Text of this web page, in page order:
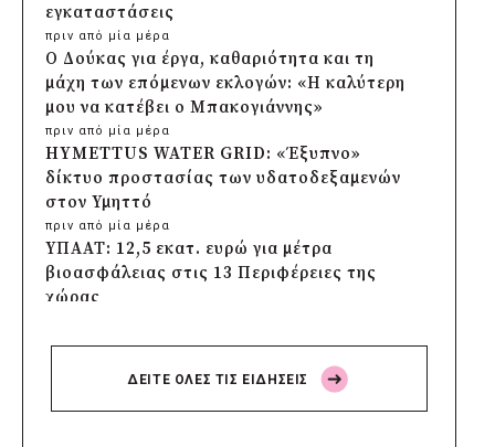
εγκαταστάσεις
πριν από μία μέρα
Ο Δούκας για έργα, καθαριότητα και τη
μάχη των επόμενων εκλογών: «Η καλύτερη
μου να κατέβει ο Μπακογιάννης»
πριν από μία μέρα
HYMETTUS WATER GRID: «Έξυπνο»
δίκτυο προστασίας των υδατοδεξαμενών
στον Υμηττό
πριν από μία μέρα
ΥΠΑΑΤ: 12,5 εκατ. ευρώ για μέτρα
βιοασφάλειας στις 13 Περιφέρειες της
χώρας
Πρέσπεια 2026: Έξι ημέρες πολιτισμού,
μουσικής και γαστρονομίας στη Φλώρινα
Δήμος Πέλλας: Σε προσωρινή αναστολή
ΔΕΙΤΕ ΟΛΕΣ ΤΙΣ ΕΙΔΗΣΕΙΣ